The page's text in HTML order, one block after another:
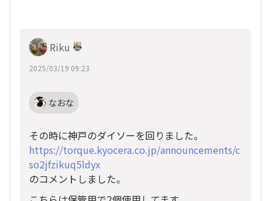
Riku
2025/03/19 09:23
なおな
その時に神戸のダイソーを回りました。
https://torque.kyocera.co.jp/announcements/c
so2jfzikuq5ldyx
のコメントしました。